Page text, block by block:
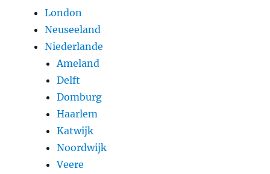
London
Neuseeland
Niederlande
Ameland
Delft
Domburg
Haarlem
Katwijk
Noordwijk
Veere